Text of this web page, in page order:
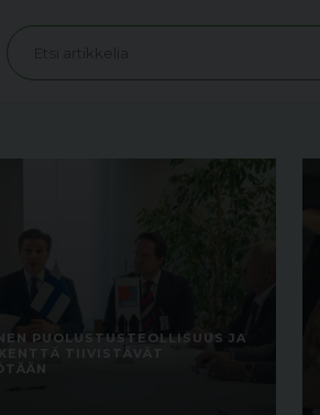
PUOLUSTUSTEOLLISUUS JA
TIIVISTÄVÄT